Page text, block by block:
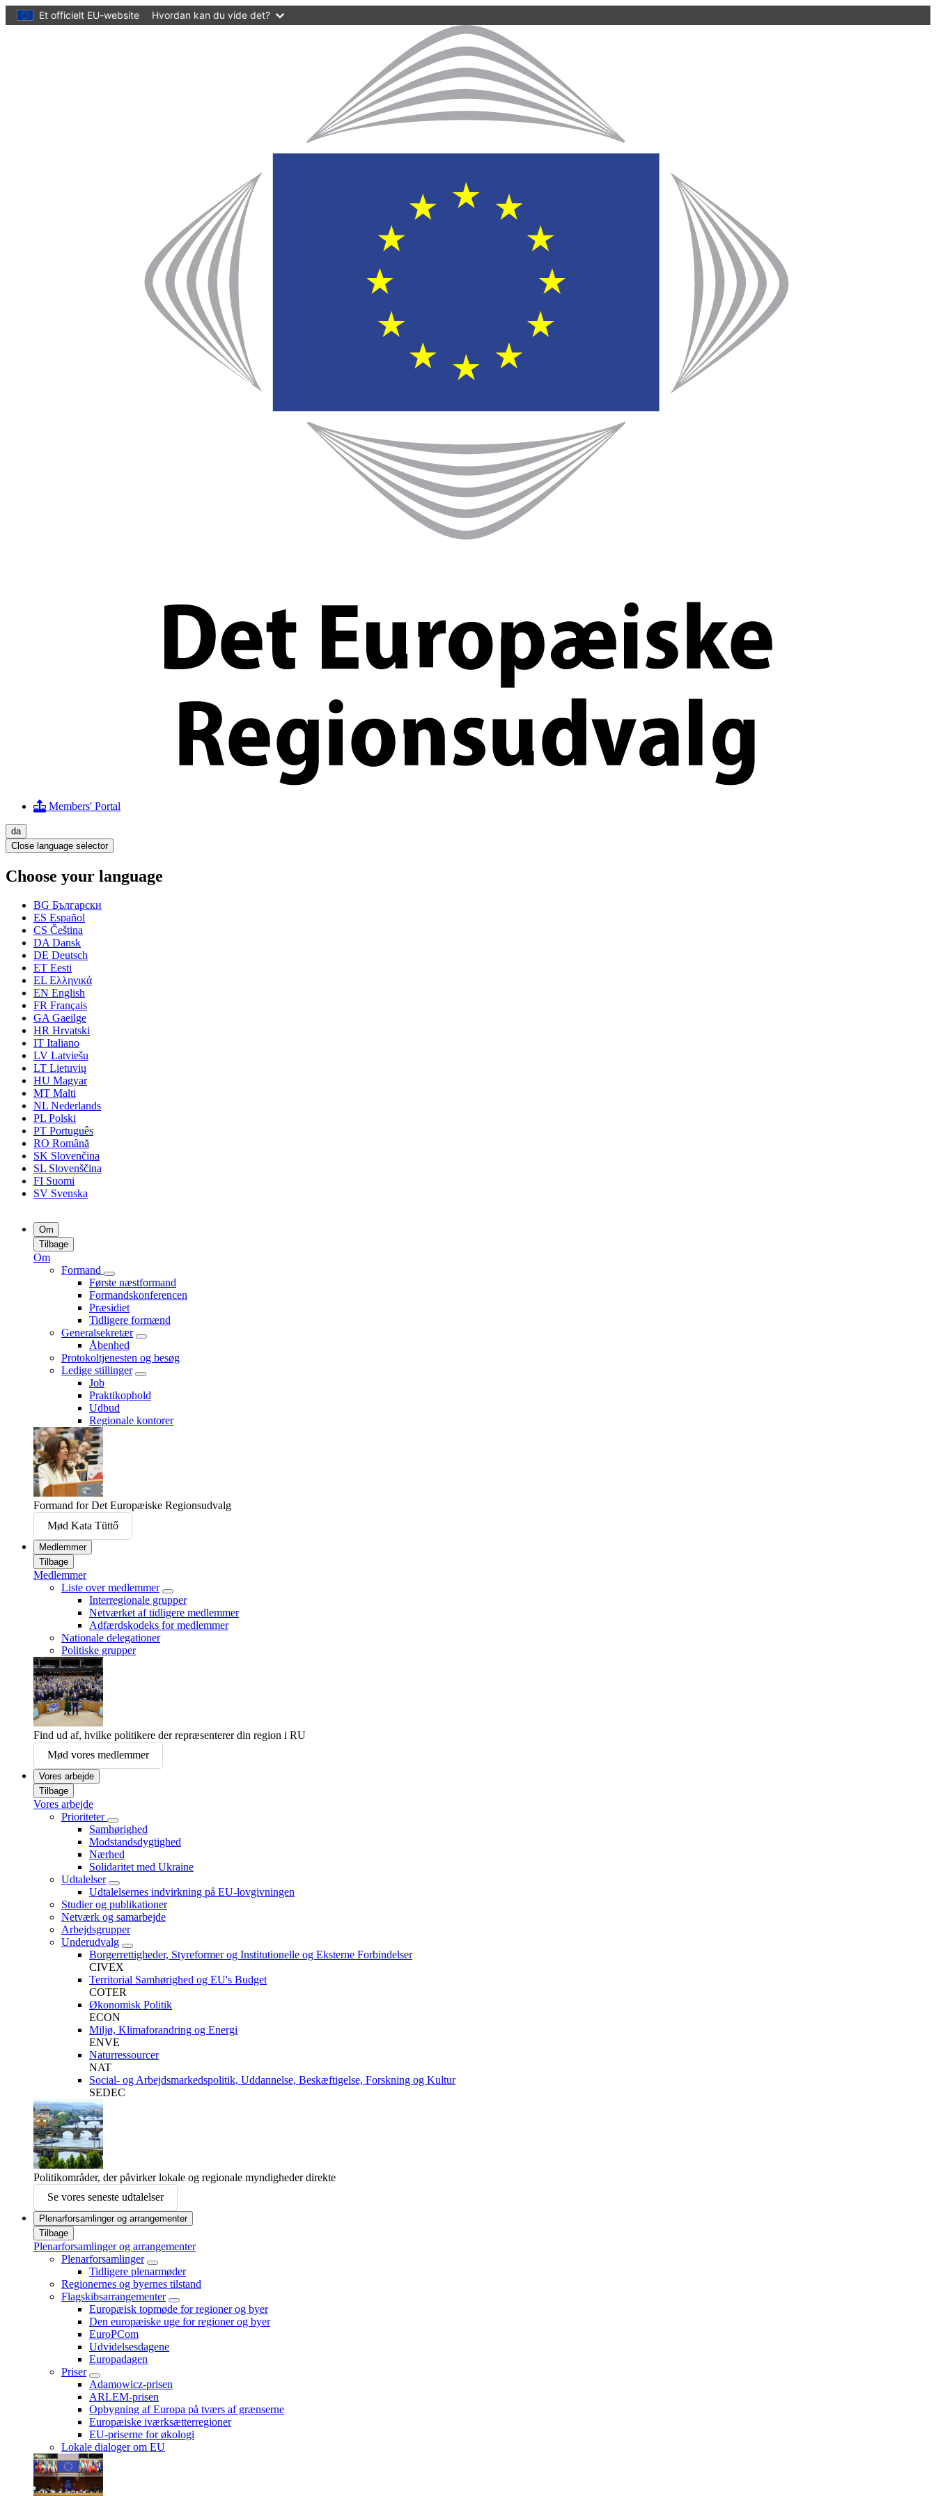
hovedindholdEt officielt EU-website
Hvordan kan du vide det?
Members' Portal
da
Close language selector
Choose your language
BG Български
ES Español
CS Čeština
DADansk
DE Deutsch
ET Eesti
EL Ελληνικά
EN English
FR Français
GAGaeilge
HR Hrvatski
IT Italiano
LV Latviešu
LT Lietuvių
HU Magyar
MT Malti
NL Nederlands
PL Polski
PT Português
RO Română
SK Slovenčina
SL Slovenščina
FI Suomi
SV Svenska
Om
Tilbage
Om
Formand
Første næstformand
Formandskonferencen
Præsidiet
Tidligere formænd
Generalsekretær
Åbenhed
Protokoltjenesten og besøg
Ledige stillinger
Job
Praktikophold
Udbud
Regionale kontorer
Formand for Det Europæiske Regionsudvalg
Mød Kata Tüttő
Medlemmer
Tilbage
Medlemmer
Liste over medlemmer
Interregionale grupper
Netværket af tidligere medlemmer
Adfærdskodeks for medlemmer
Nationale delegationer
Politiske grupper
Find ud af, hvilke politikere der repræsenterer din region i RU
Mød vores medlemmer
Vores arbejde
Tilbage
Vores arbejde
Prioriteter
Samhørighed
Modstandsdygtighed
Nærhed
Solidaritet med Ukraine
Udtalelser
Udtalelsernes indvirkning på EU-lovgivningen
Studier og publikationer
Netværk og samarbejde
Arbejdsgrupper
Underudvalg
Borgerrettigheder, Styreformer og Institutionelle og Eksterne Forbindelser
CIVEX
Territorial Samhørighed og EU's Budget
COTER
Økonomisk Politik
ECON
Miljø, Klimaforandring og Energi
ENVE
Naturressourcer
NAT
Social- og Arbejdsmarkedspolitik, Uddannelse, Beskæftigelse, Forskning og Kultur
SEDEC
Politikområder, der påvirker lokale og regionale myndigheder direkte
Se vores seneste udtalelser
Plenarforsamlinger og arrangementer
Tilbage
Plenarforsamlinger og arrangementer
Plenarforsamlinger
Tidligere plenarmøder
Regionernes og byernes tilstand
Flagskibsarrangementer
Europæisk topmøde for regioner og byer
Den europæiske uge for regioner og byer
EuroPCom
Udvidelsesdagene
Europadagen
Priser
Adamowicz-prisen
ARLEM-prisen
Opbygning af Europa på tværs af grænserne
Europæiske iværksætterregioner
EU-priserne for økologi
Lokale dialoger om EU